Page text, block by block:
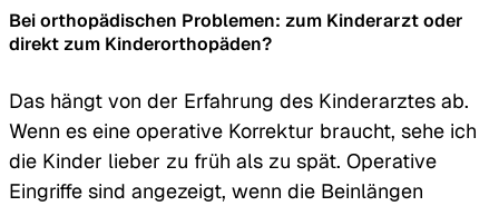
Bei orthopädischen Problemen: zum Kinderarzt oder
direkt zum Kinderorthopäden?
Das hängt von der Erfahrung des Kinderarztes ab.
Wenn es eine operative Korrektur braucht, sehe ich
die Kinder lieber zu früh als zu spät. Operative
Eingriffe sind angezeigt, wenn die Beinlängen